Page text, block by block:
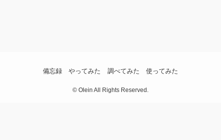
備忘録 やってみた 調べてみた 使ってみた
© Olein All Rights Reserved.